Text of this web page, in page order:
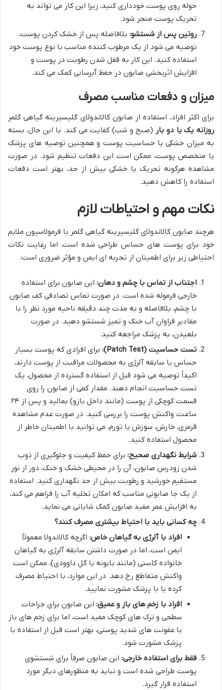
حوله روی پوست خودداری کنید، زیرا این کار می تواند به
تحریک پوست منجر شود.
روتین پس از شستشو: بلافاصله پس از خشک کردن پوست،
توصیه می شود از یک مرطوب کننده مناسب با نوع پوست خود
استفاده کنید. این کار به قفل شدن رطوبت در پوست و
افزایش اثربخشی صابون در حفظ آبرسانی کمک می کند.
میزان و دفعات مناسب مصرف
برای اکثر افراد، استفاده از صابون کالاندولای گلیسیرینه گیاهی گلمر
روزانه یک یا دو بار (صبح و شب) کفایت می کند. با این حال، بسته
به میزان خشکی یا حساسیت پوست و همچنین توصیه های پزشک
یا متخصص پوست، ممکن است این دفعات تنظیم شود. در صورت
مشاهده هرگونه تحریک یا خشکی بیش از حد، بهتر است دفعات
استفاده را کاهش دهید.
نکات مهم و احتیاطات لازم
هرچند صابون کالاندولای گلیسیرینه گیاهی گلمر با فرمولاسیون ملایم
خود برای پوست های حساس طراحی شده است، اما رعایت نکات
احتیاطی زیر برای اطمینان از تجربه ای ایمن و مؤثر ضروری است:
اجتناب از تماس با چشم و دهان: این صابون برای استفاده
خارجی فرموله شده است. در صورت تماس تصادفی کف صابون
با چشم، بلافاصله و به مدت چند دقیقه ناحیه مورد نظر را با
مقادیر فراوان آب خنک و تمیز شستشو دهید. در صورت
بلعیدن، به پزشک مراجعه کنید.
تست حساسیت (Patch Test):
برای افرادی که پوست بسیار
حساس یا سابقه آلرژی به محصولات مراقبت از پوست دارند،
اکیداً توصیه می شود قبل از استفاده گسترده از محصول، یک
تست حساسیت انجام دهند. مقدار کمی از صابون را روی
قسمت کوچکی از پوست (مانند داخل بازو) بمالید و پس از ۲۴
ساعت، واکنش پوست را بررسی کنید. در صورت عدم مشاهده
قرمزی، خارش، سوزش یا تورم، می توانید با اطمینان خاطر از
محصول استفاده کنید.
شرایط نگهداری صحیح: برای حفظ کیفیت و جلوگیری از ذوب
شدن زودرس صابون، آن را در محیطی خشک و خنک، دور از نور
مستقیم خورشید و رطوبت بیش از حد نگهداری کنید. استفاده
از یک جا صابونی مناسب که امکان تخلیه آب را فراهم می کند،
به افزایش عمر مفید صابون کمک شایانی می نماید.
چه کسانی باید با احتیاط بیشتری مصرف کنند؟
افراد با آلرژی به گیاهان خاص: اگرچه کالاندولا معمولاً
ایمن است، اما در صورت داشتن سابقه آلرژی به گیاهان
خانواده کاسنی (مانند بابونه یا گل داوودی)، ممکن است
واکنش متقاطع رخ دهد. در این موارد، با احتیاط مصرف
کرده یا با پزشک مشورت نمایید.
افراد با زخم های باز و عمیق: این صابون برای جراحات
سطحی و ترک های کوچک مفید است، اما برای زخم های باز
یا عفونت های شدید پوستی، بهتر است قبل از استفاده با
پزشک مشورت شود.
فقط برای استفاده خارجی: این صابون صرفاً برای شستشوی
پوست طراحی شده است و نباید به منظورهای دیگر مورد
استفاده قرار گیرد.